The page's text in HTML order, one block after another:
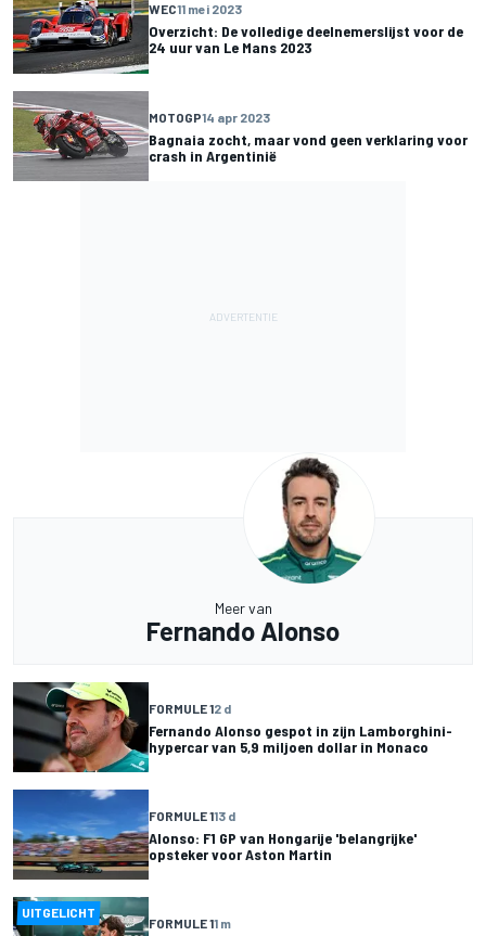
WEC11 mei 2023
Overzicht: De volledige deelnemerslijst voor de
24 uur van Le Mans 2023
MOTOGP14 apr 2023
Bagnaia zocht, maar vond geen verklaring voor
crash in Argentinië
Meer van
Fernando Alonso
FORMULE 12 d
Fernando Alonso gespot in zijn Lamborghini-
hypercar van 5,9 miljoen dollar in Monaco
FORMULE 113 d
Alonso: F1 GP van Hongarije 'belangrijke'
opsteker voor Aston Martin
UITGELICHT
FORMULE 11 m